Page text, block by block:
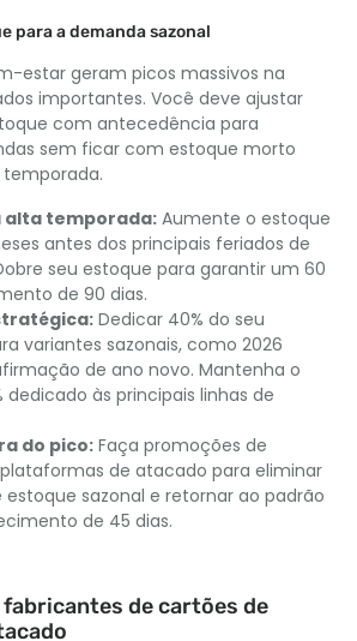
para a demanda sazonal
estar geram picos massivos na
importantes. Você deve ajustar
com antecedência para
sem ficar com estoque morto
alta temporada: Aumente o estoque
antes dos principais feriados de
seu estoque para garantir um 60
de 90 dias.
Dedicar 40% do seu
variantes sazonais, como 2026
de ano novo. Mantenha o
dedicado às principais linhas de
do pico: Faça promoções de
de atacado para eliminar
estoque sazonal e retornar ao padrão
de 45 dias.
de cartões de